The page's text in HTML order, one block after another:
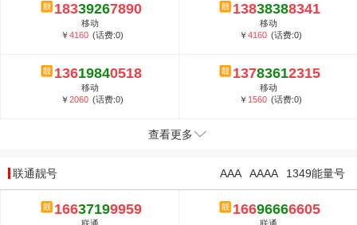
18339267890
移动
￥4160 (话费:0)
13838388341
移动
￥4160 (话费:0)
13619840518
移动
￥2060 (话费:0)
13783612315
移动
￥ 1560 (话费:0)
查看更多
联通靓号 1349能量号
AAAA
AAA
16637199959 16696666605